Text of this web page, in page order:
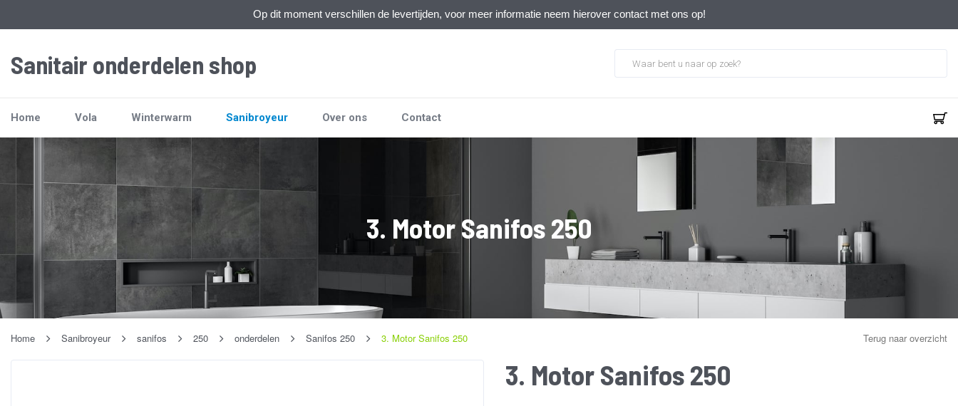
Op dit moment verschillen de levertijden, voor meer informatie neem hierover contact met ons op!
Sanitair onderdelen shop
Home Vola Winterwarm Sanibroyeur Over ons Contact
3. Motor Sanifos 250
Home Sanibroyeur sanifos 250 onderdelen Sanifos 250 3. Motor Sanifos 250 Terug naar overzicht
3. Motor Sanifos 250